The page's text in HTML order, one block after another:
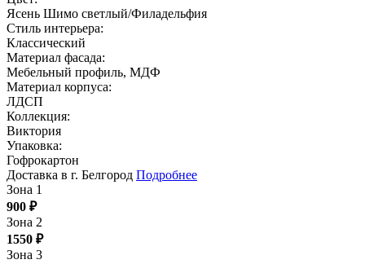
Ясень Шимо светлый/Филадельфия
Стиль интерьера:
Классический
Материал фасада:
Мебельный профиль, МДФ
Материал корпуса:
ЛДСП
Коллекция:
Виктория
Упаковка:
Гофрокартон
Доставка в г. Белгород Подробнее
Зона 1
900 ₽
Зона 2
1550 ₽
Зона 3